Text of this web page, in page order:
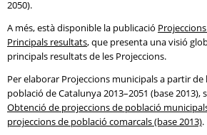
2050).
A més, està disponible la publicació
Principals resultats, que presenta una visió
principals resultats de les Projeccions.
Per elaborar Projeccions municipals a partir de
població de Catalunya 2013–2051 (base 2013),
Obtenció de projeccions de població
projeccions de població comarcals (base 2013).